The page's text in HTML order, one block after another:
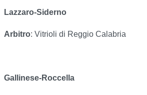
Lazzaro-Siderno
Arbitro: Vitrioli di Reggio Calabria
Gallinese-Roccella